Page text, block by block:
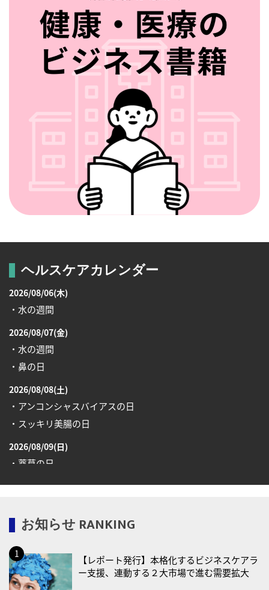
ヘルスケアカレンダー
2026/08/06(木)
・水の週間
2026/08/07(金)
・水の週間
・鼻の日
2026/08/08(土)
・アンコンシャスバイアスの日
・スッキリ美腸の日
2026/08/09(日)
・薬草の日
2026/08/10(月)
・糖化の日
2026/08/12(水)
・育児の日
2026/08/13(木)
お知らせ RANKING
【レポート発行】本格化するビジネスケアラ
ー支援、連動する２大市場で進む需要拡大